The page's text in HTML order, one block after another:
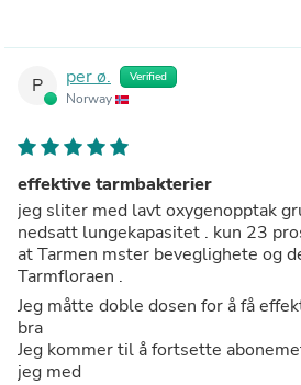
P per ø. Verified
Norway
effektive tarmbakterier
jeg sliter med lavt oxygenopptak
nedsatt lungekapasitet . kun 23 prosent . Dette medfører
at Tarmen mster beveglighete og
Tarmfloraen .
Jeg måtte doble dosen for å få
bra
Jeg kommer til å fortsette
jeg med